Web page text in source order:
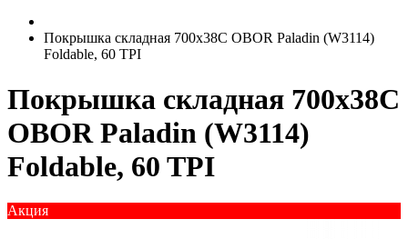
Покрышка складная 700x38C OBOR Paladin (W3114)
Foldable, 60 TPI
Покрышка складная 700x38C
OBOR Paladin (W3114)
Foldable, 60 TPI
Акция